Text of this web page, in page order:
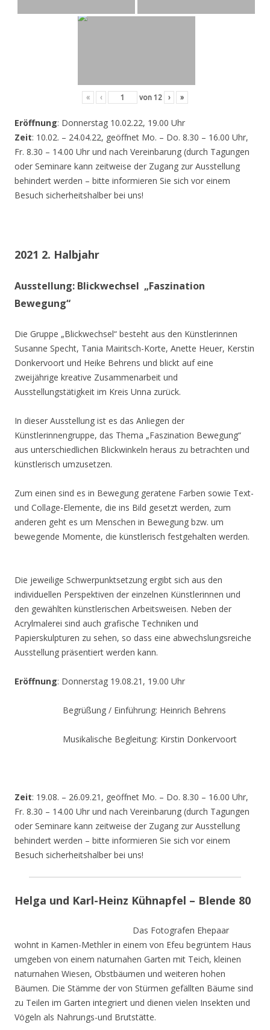
« ‹ von 12 › »
Eröffnung: Donnerstag 10.02.22, 19.00 Uhr
Zeit: 10.02. – 24.04.22, geöffnet Mo. – Do. 8.30 – 16.00 Uhr,
Fr. 8.30 – 14.00 Uhr und nach Vereinbarung (durch Tagungen
oder Seminare kann zeitweise der Zugang zur Ausstellung
behindert werden – bitte informieren Sie sich vor einem
Besuch sicherheitshalber bei uns!
2021 2. Halbjahr
Ausstellung: Blickwechsel „Faszination
Bewegung“
Die Gruppe „Blickwechsel“ besteht aus den Künstlerinnen
Susanne Specht, Tania Mairitsch-Korte, Anette Heuer, Kerstin
Donkervoort und Heike Behrens und blickt auf eine
zweijährige kreative Zusammenarbeit und
Ausstellungstätigkeit im Kreis Unna zurück.
In dieser Ausstellung ist es das Anliegen der
Künstlerinnengruppe, das Thema „Faszination Bewegung“
aus unterschiedlichen Blickwinkeln heraus zu betrachten und
künstlerisch umzusetzen.
Zum einen sind es in Bewegung geratene Farben sowie Text-
und Collage-Elemente, die ins Bild gesetzt werden, zum
anderen geht es um Menschen in Bewegung bzw. um
bewegende Momente, die künstlerisch festgehalten werden.
Die jeweilige Schwerpunktsetzung ergibt sich aus den
individuellen Perspektiven der einzelnen Künstlerinnen und
den gewählten künstlerischen Arbeitsweisen. Neben der
Acrylmalerei sind auch grafische Techniken und
Papierskulpturen zu sehen, so dass eine abwechslungsreiche
Ausstellung präsentiert werden kann.
Eröffnung: Donnerstag 19.08.21, 19.00 Uhr
Begrüßung / Einführung: Heinrich Behrens
Musikalische Begleitung: Kirstin Donkervoort
Zeit: 19.08. – 26.09.21, geöffnet Mo. – Do. 8.30 – 16.00 Uhr,
Fr. 8.30 – 14.00 Uhr und nach Vereinbarung (durch Tagungen
oder Seminare kann zeitweise der Zugang zur Ausstellung
behindert werden – bitte informieren Sie sich vor einem
Besuch sicherheitshalber bei uns!
Helga und Karl-Heinz Kühnapfel – Blende 80
Das Fotografen Ehepaar
wohnt in Kamen-Methler in einem von Efeu begrüntem Haus
umgeben von einem naturnahen Garten mit Teich, kleinen
naturnahen Wiesen, Obstbäumen und weiteren hohen
Bäumen. Die Stämme der von Stürmen gefällten Bäume sind
zu Teilen im Garten integriert und dienen vielen Insekten und
Vögeln als Nahrungs-und Brutstätte.